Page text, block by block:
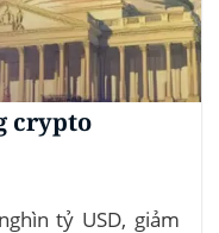
crypto
tỷ USD, giảm